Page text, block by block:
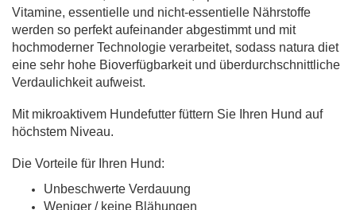
Vitamine, essentielle und nicht-essentielle Nährstoffe
werden so perfekt aufeinander abgestimmt und mit
hochmoderner Technologie verarbeitet, sodass natura diet
eine sehr hohe Bioverfügbarkeit und überdurchschnittliche
Verdaulichkeit aufweist.
Mit mikroaktivem Hundefutter füttern Sie Ihren Hund auf
höchstem Niveau.
Die Vorteile für Ihren Hund:
Unbeschwerte Verdauung
Weniger / keine Blähungen